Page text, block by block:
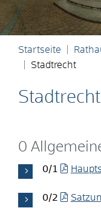
Startseite
Stadtrecht
Stadtrecht
0
0/1
0/2